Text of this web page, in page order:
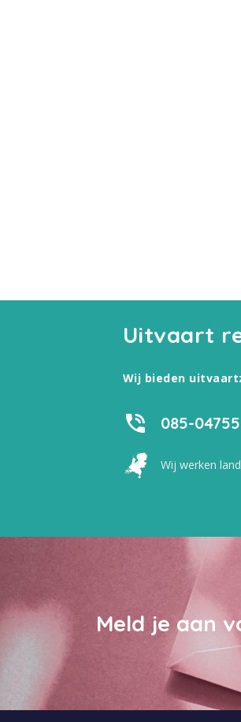
Uitvaart
Wij bieden
085-
Wij werken
Meld je aan